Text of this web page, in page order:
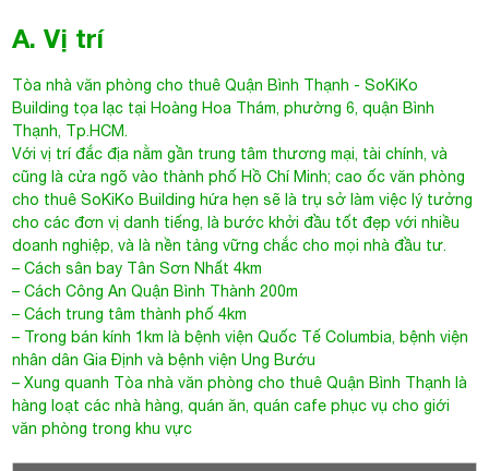
A. Vị trí
Tòa nhà văn phòng cho thuê Quận Bình Thạnh -SoKiKo
Building tọa lạc tại Hoàng Hoa Thám, phường 6, quận Bình
Thạnh, Tp.HCM.
Với vị trí đắc địa nằm gần trung tâm thương mại, tài chính, và
cũng là cửa ngõ vào thành phố Hồ Chí Minh; cao ốc văn phòng
cho thuê SoKiKo Building hứa hẹn sẽ là trụ sở làm việc lý tưởng
cho các đơn vị danh tiếng, là bước khởi đầu tốt đẹp với nhiều
doanh nghiệp, và là nền tảng vững chắc cho mọi nhà đầu tư.
– Cách sân bay Tân Sơn Nhất 4km
– Cách Công An Quận Bình Thành 200m
– Cách trung tâm thành phố 4km
– Trong bán kính 1km là bệnh viện Quốc Tế Columbia, bệnh viện
nhân dân Gia Định và bệnh viện Ung Bướu
– Xung quanh Tòa nhà văn phòng cho thuê Quận Bình Thạnh là
hàng loạt các nhà hàng, quán ăn, quán cafe phục vụ cho giới
văn phòng trong khu vực